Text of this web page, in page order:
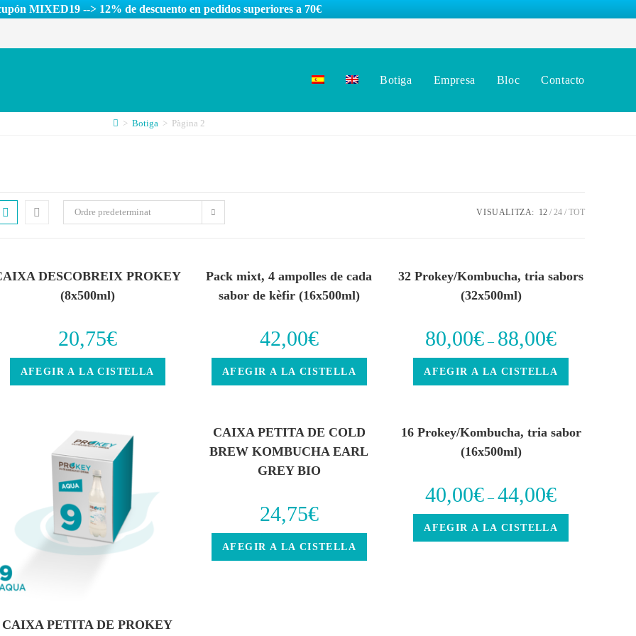
MIXED19 --> 12% de descuento en pedidos superiores a 70€
Botiga Empresa Bloc Contacto
> Botiga > Pàgina 2
Ordre predeterminat VISUALITZA: 12 24 TOT
DESCOBREIX PROKEY
(8x500ml)
20,75€
AFEGIR A LA CISTELLA
Pack mixt, 4 ampolles de cada
sabor de kèfir (16x500ml)
42,00€
AFEGIR A LA CISTELLA
32 Prokey/Kombucha, tria sabors
(32x500ml)
80,00€ – 88,00€
AFEGIR A LA CISTELLA
CAIXA PETITA DE PROKEY
CAIXA PETITA DE COLD
BREW KOMBUCHA EARL
GREY BIO
24,75€
AFEGIR A LA CISTELLA
16 Prokey/Kombucha, tria sabor
(16x500ml)
40,00€ –44,00€
AFEGIR A LA CISTELLA